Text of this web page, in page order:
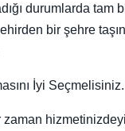
durumlarda tam
bir şehre
İyi
zaman